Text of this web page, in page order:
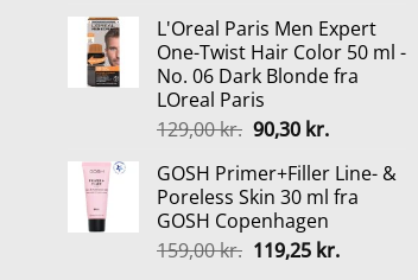
pris
var:
415,00 kr..
pris
er:
312,00 kr..
L'Oreal Paris Men Expert
One-Twist Hair Color 50 ml -
No. 06 Dark Blonde fra
LOreal Paris
129,00kr. Den
pris
var:
129,00 kr..
90,30 kr.Den
pris
er:
90,30 kr..
GOSH Primer+Filler Line- &
Poreless Skin 30 ml fra
GOSH Copenhagen
159,00kr. Den
119,25 kr.Den